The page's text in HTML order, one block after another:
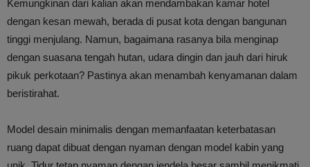
Kemungkinan dari kalian akan mendambakan kamar hotel
dengan kesan mewah, berada di pusat kota dengan bangunan
tinggi menjulang. Namun, bagaimana rasanya bila menginap
dengan suasana tengah hutan, udara dingin dan jauh dari hiruk
pikuk perkotaan? Pastinya akan menambah kenyamanan dalam
beristirahat.
Model desain minimalis dengan memanfaatan keterbatasan
ruang dapat dibuat dengan nyaman dengan model kabin yang